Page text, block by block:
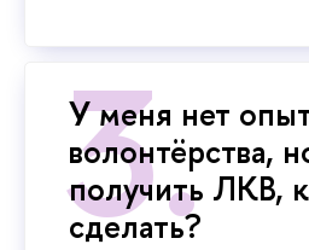
У меня нет
волонтёрства,
получить ЛКВ,
сделать?